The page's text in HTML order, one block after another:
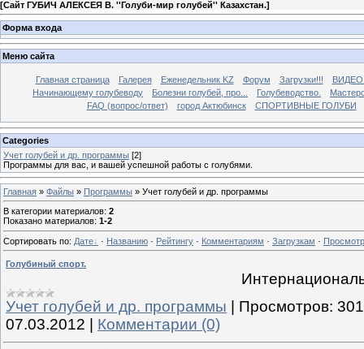
[Сайт ГУБИЧ АЛЕКСЕЯ В. ''Голуби-мир голубей'' Казахстан.]
Форма входа
Меню сайта
Главная страница Галерея Еженедельник KZ Форум Загрузки!!!
Начинающему голубеводу
Болезни голубей, про... Голубеводство.
FAQ (вопрос/ответ)
город Актюбинск СПОРТИВНЫЕ ГОЛУБИ
Categories
Учет голубей и др. программы [2]
Программы для вас, и вашей успешной работы с голубями.
Главная » Файлы » Программы » Учет голубей и др. программы
В категории материалов: 2
Показано материалов: 1-2
Сортировать по: Дате · Названию · Рейтингу · Комментариям · Загрузкам ·
Голубиный спорт.
Учет голубей и др. программы | Просмотров:
07.03.2012 | Комментарии (0)